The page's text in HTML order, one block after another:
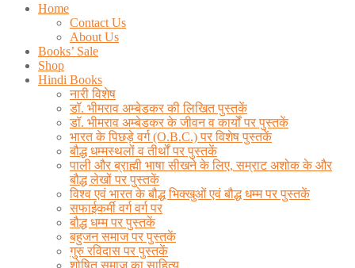
Home
Contact Us
About Us
Books’ Sale
Shop
Hindi Books
नारी विशेष
डॉ. भीमराव अम्बेडकर की लिखित पुस्तकें
डॉ. भीमराव अम्बेडकर के जीवन व कार्यों पर पुस्तकें
भारत के पिछड़े वर्ग (O.B.C.) पर विशेष पुस्तकें
बौद्ध धम्मस्थलों व तीर्थों पर पुस्तकें
पाली और ब्राह्मी भाषा सीखने के लिए, सम्राट अशोक के और
बौद्ध लेखों पर पुस्तकें
विश्व एवं भारत के बौद्ध भिक्खुओं एवं बौद्ध धम्म पर पुस्तकें
सफाईकर्मी वर्ग वर्ग पर
बौद्ध धम्म पर पुस्तकें
बहुजन समाज पर पुस्तकें
गुरु रविदास पर पुस्तकें
शोषित समाज का साहित्य